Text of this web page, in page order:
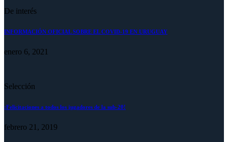
De interés
INFORMACIÓN OFICIAL SOBRE EL COVID-19 EN URUGUAY
enero 6, 2021
Selección
¡Felicitaciones a todos los jugadores de la sub-20!
febrero 21, 2019